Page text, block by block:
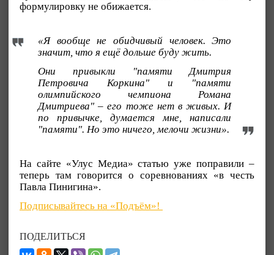
формулировку не обижается.
«Я вообще не обидчивый человек. Это
значит, что я ещё дольше буду жить.
Они привыкли "памяти Дмитрия
Петровича Коркина" и "памяти
олимпийского чемпиона Романа
Дмитриева" – его тоже нет в живых. И
по привычке, думается мне, написали
"памяти". Но это ничего, мелочи жизни».
На сайте «Улус Медиа» статью уже поправили –
теперь там говорится о соревнованиях «в честь
Павла Пинигина».
Подписывайтесь на «Подъём»!
ПОДЕЛИТЬСЯ